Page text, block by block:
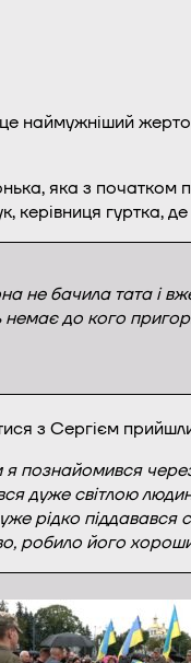
наймужніший
яка з
гуртка,
бачила тата і
до кого
з Сергієм прийшли
я познайомився
дуже світлою
рідко
робило його